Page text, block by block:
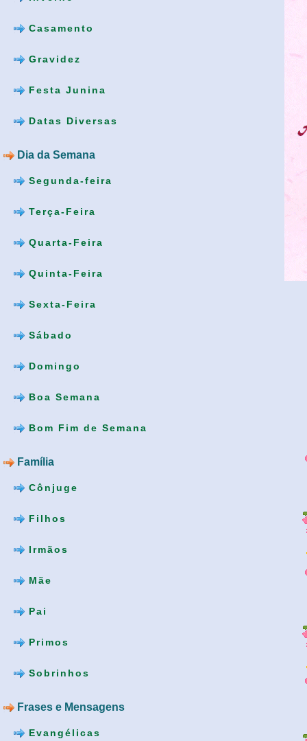
Casamento
Gravidez
Festa Junina
Datas Diversas
Dia da Semana
Segunda-feira
Terça-Feira
Quarta-Feira
Quinta-Feira
Sexta-Feira
Sábado
Domingo
Boa Semana
Bom Fim de Semana
Família
Cônjuge
Filhos
Irmãos
Mãe
Pai
Primos
Sobrinhos
Frases e Mensagens
Evangélicas